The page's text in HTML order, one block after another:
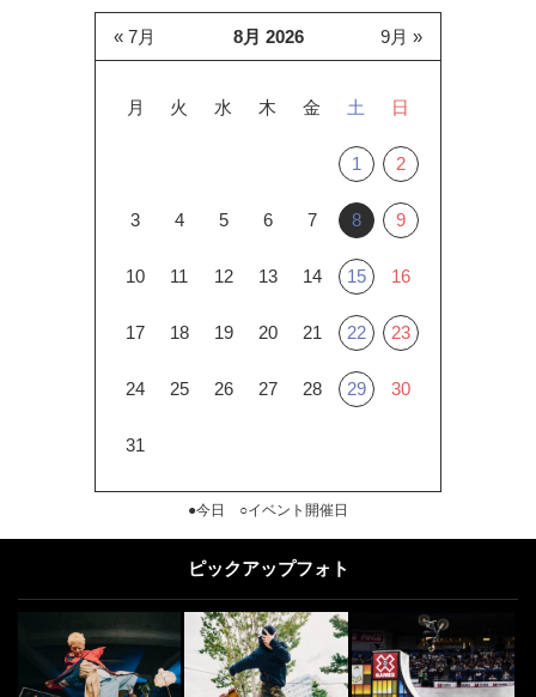
8月 2026
月 火 水 木 金 土 日
1 2
3 4 5 6 7 8 9
10 11 12 13 14 15 16
17 18 19 20 21 22 23
24 25 26 27 28 29 30
31
« 7月 9月 »
●今日 ○イベント開催日
ピックアップフォト